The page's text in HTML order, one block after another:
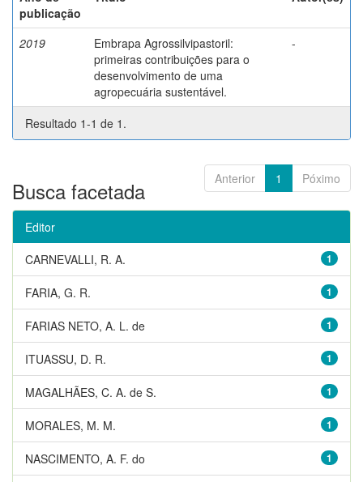
publicação
2019
Embrapa Agrossilvipastoril:
primeiras contribuições para o
desenvolvimento de uma
agropecuária sustentável.
-
Resultado 1-1 de 1.
Anterior 1 Póximo
Busca facetada
Editor
1
CARNEVALLI, R. A.
1
FARIA, G. R.
1
FARIAS NETO, A. L. de
1
ITUASSU, D. R.
1
MAGALHÃES, C. A. de S.
1
MORALES, M. M.
1
NASCIMENTO, A. F. do